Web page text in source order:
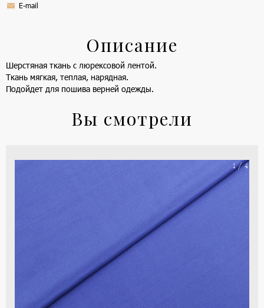
E-mail
Описание
Шерстяная ткань с люрексовой лентой.
Ткань мягкая, теплая, нарядная.
Подойдет для пошива верней одежды.
Вы смотрели
1 / 4